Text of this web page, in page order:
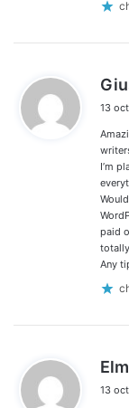
13
I’m
paid
Any
13